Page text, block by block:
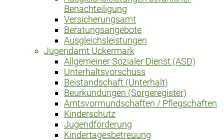
Benachteiligung
Versicherungsamt
Beratungsangebote
Ausgleichsleistungen
Jugendamt Uckermark
Allgemeiner Sozialer Dienst (ASD)
Unterhaltsvorschuss
Beistandschaft (Unterhalt)
Beurkundungen (Sorgeregister)
Amtsvormundschaften / Pflegschaften
Kinderschutz
Jugendförderung
Kindertagesbetreuung